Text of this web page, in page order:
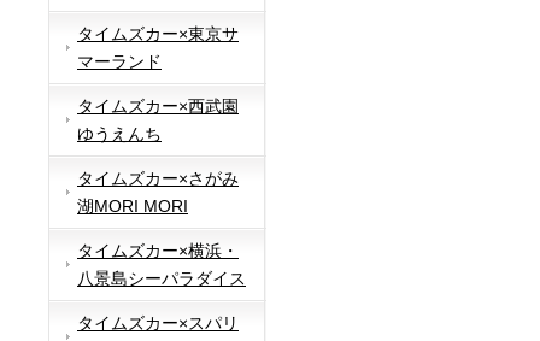
タイムズカー×東京サ
マーランド
タイムズカー×西武園
ゆうえんち
タイムズカー×さがみ
湖MORI MORI
タイムズカー×横浜・
八景島シーパラダイス
タイムズカー×スパリ